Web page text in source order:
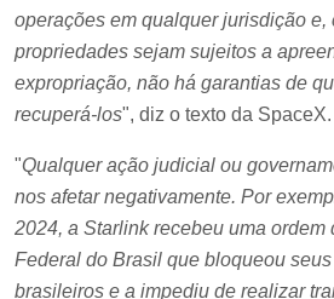
operações em qualquer jurisdição e,
propriedades sejam sujeitos a
expropriação, não há garantias de
recuperá-los", diz o texto da SpaceX.
"Qualquer ação judicial ou
nos afetar negativamente. Por
2024, a Starlink recebeu uma ordem
Federal do Brasil que bloqueou
brasileiros e a impediu de realizar